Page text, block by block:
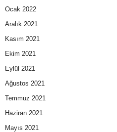
Ocak 2022
Aralık 2021
Kasım 2021
Ekim 2021
Eylül 2021
Ağustos 2021
Temmuz 2021
Haziran 2021
Mayıs 2021